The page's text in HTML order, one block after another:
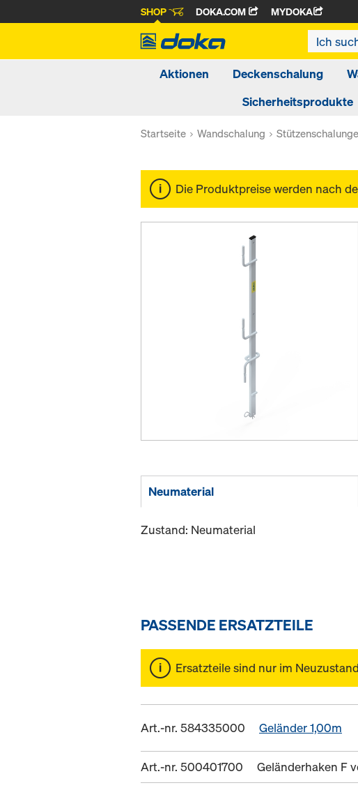
SHOP DOKA.COM MYDOKA
Aktionen Deckenschalung
Sicherheitsprodukte
Startseite Wandschalung
Die Produktpreise werden nach
Neumaterial
Zustand: Neumaterial
PASSENDE ERSATZTEILE
Ersatzteile sind nur im
Art.-nr. 584335000 Geländer 1,00m
Art.-nr. 500401700 Geländerhaken F